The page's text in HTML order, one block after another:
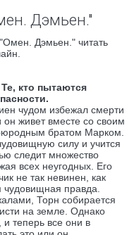
Дэмьен."
Дэмьен." читать
кто пытаются
чудом избежал смерти
он живет вместе со своим
братом Марком.
силу и учится
следит множество
всех неугодных. Его
не так невинен, как
чудовищная правда.
Торн собирается
на земле. Однако
теперь все они в